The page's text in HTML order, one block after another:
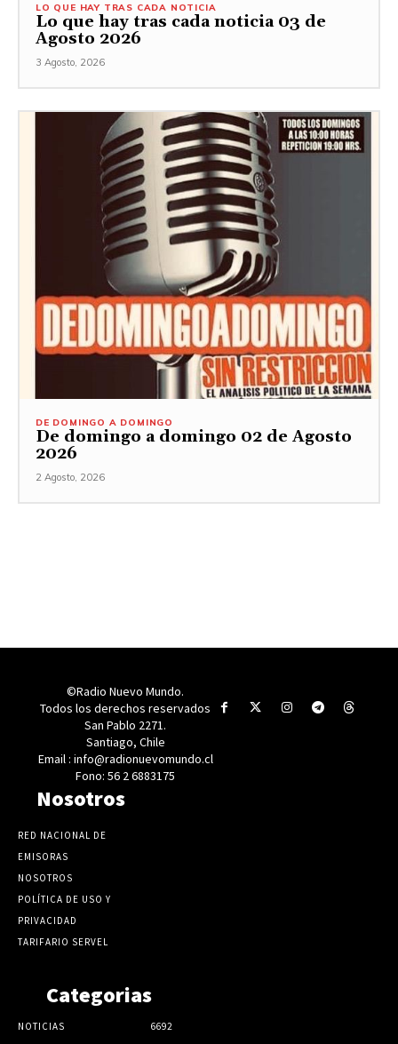
LO QUE HAY TRAS CADA NOTICIA
Lo que hay tras cada noticia 03 de
Agosto 2026
3 Agosto, 2026
DE DOMINGO A DOMINGO
De domingo a domingo 02 de Agosto
2026
2 Agosto, 2026
©Radio Nuevo Mundo.
Todos los derechos reservados
San Pablo 2271.
Santiago, Chile
Email : info@radionuevomundo.cl
Fono: 56 2 6883175
Nosotros
RED NACIONAL DE
EMISORAS
NOSOTROS
POLÍTICA DE USO Y
PRIVACIDAD
TARIFARIO SERVEL
Categorias
NOTICIAS
6692